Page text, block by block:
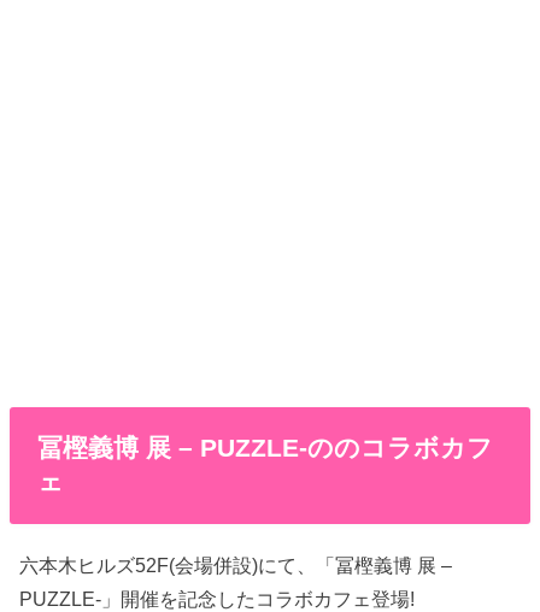
冨樫義博 展 – PUZZLE-ののコラボカフ
ェ
六本木ヒルズ52F(会場併設)にて、「冨樫義博 展 –
PUZZLE-」開催を記念したコラボカフェ登場!